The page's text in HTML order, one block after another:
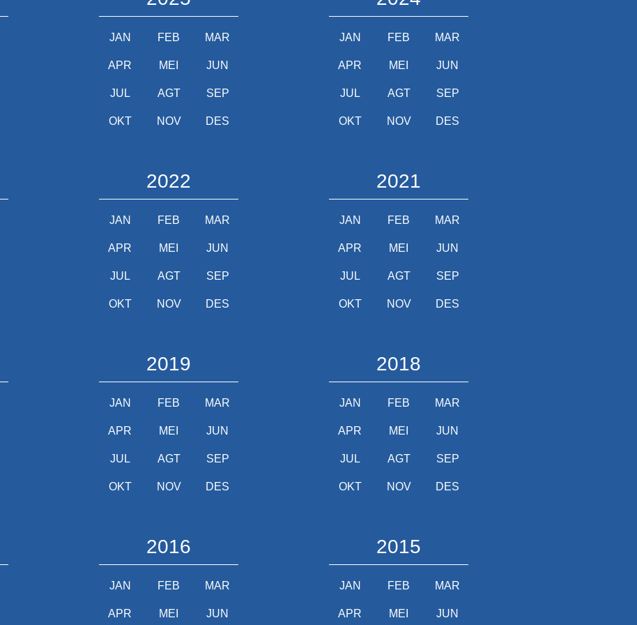
JAN FEB MAR
APR MEI JUN
JUL AGT SEP
OKT NOV DES
JAN FEB MAR
APR MEI JUN
JUL AGT SEP
OKT NOV DES
2022
JAN FEB MAR
APR MEI JUN
JUL AGT SEP
OKT NOV DES
2021
JAN FEB MAR
APR MEI JUN
JUL AGT SEP
OKT NOV DES
2019
JAN FEB MAR
APR MEI JUN
JUL AGT SEP
OKT NOV DES
2018
JAN FEB MAR
APR MEI JUN
JUL AGT SEP
OKT NOV DES
2016
JAN FEB MAR
APR MEI JUN
2015
JAN FEB MAR
APR MEI JUN